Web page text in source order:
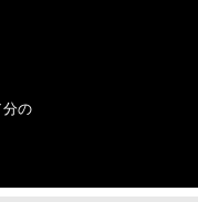
分の